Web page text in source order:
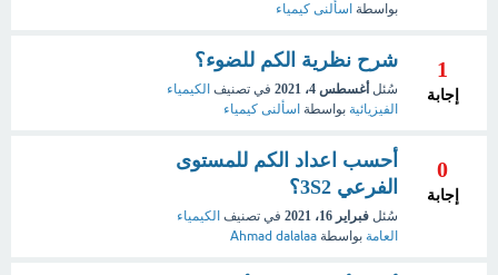
بواسطة اسألنى كيمياء
1
إجابة
شرح نظرية الكم للضوء؟
سُئل أغسطس 4، 2021 في تصنيف الكيمياء
الفيزيائية بواسطة اسألنى كيمياء
0
إجابة
أحسب اعداد الكم للمستوى
الفرعي 3S2؟
سُئل فبراير 16، 2021 في تصنيف الكيمياء
العامة بواسطة Ahmad dalalaa